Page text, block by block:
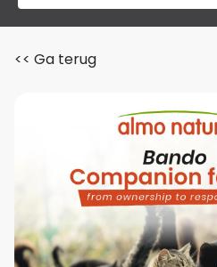
<< Ga terug